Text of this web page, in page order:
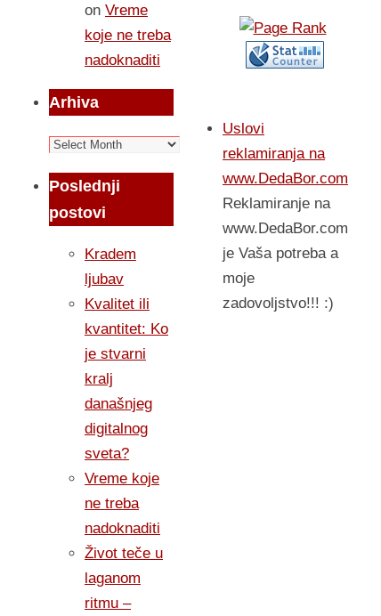
on Vreme
koje ne treba
nadoknaditi
Arhiva
Arhiva
Poslednji
postovi
Kradem
ljubav
Kvalitet ili
kvantitet: Ko
je stvarni
kralj
današnjeg
digitalnog
sveta?
Vreme koje
ne treba
nadoknaditi
Život teče u
laganom
ritmu –
Uslovi
reklamiranja na
www.DedaBor.com
Reklamiranje na
www.DedaBor.com
je Vaša potreba a
moje
zadovoljstvo!!! :)